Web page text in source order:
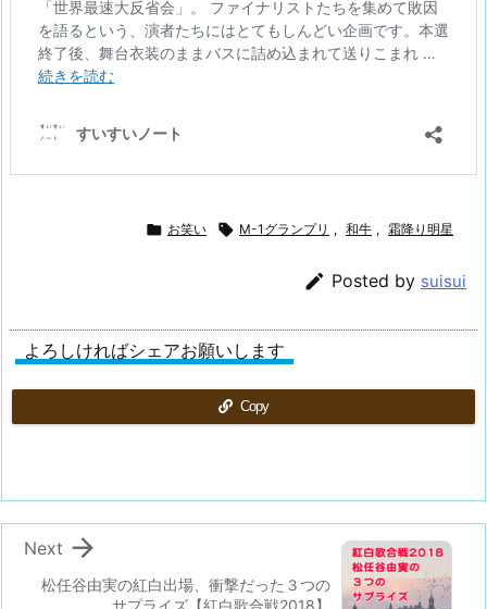
 お笑い  M-1グランプリ , 和牛 , 霜降り明星
 Posted by suisui
よろしければシェアお願いします
Copy
松任谷由実の紅白出場、衝撃だった３つの

Next